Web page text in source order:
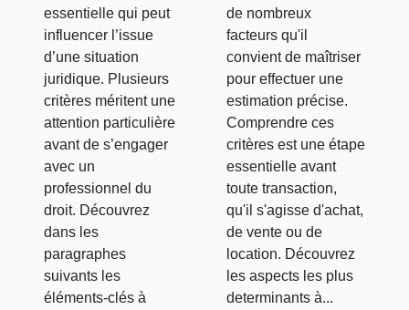
votre
décision
essentielle qui peut
influencer l’issue
d’une situation
juridique. Plusieurs
critères méritent une
attention particulière
avant de s’engager
avec un
professionnel du
droit. Découvrez
dans les
paragraphes
suivants les
éléments-clés à
de nombreux
facteurs qu'il
convient de maîtriser
pour effectuer une
estimation précise.
Comprendre ces
critères est une étape
essentielle avant
toute transaction,
qu'il s'agisse d'achat,
de vente ou de
location. Découvrez
les aspects les plus
determinants à...